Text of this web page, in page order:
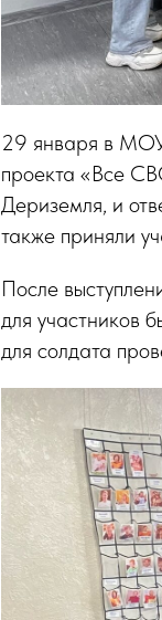
29 января в
проекта «Все
Дериземля, и
также приняли
После
для участников
для солдата